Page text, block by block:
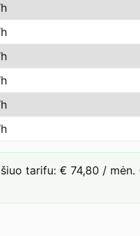
tarifu: € 74,80 /